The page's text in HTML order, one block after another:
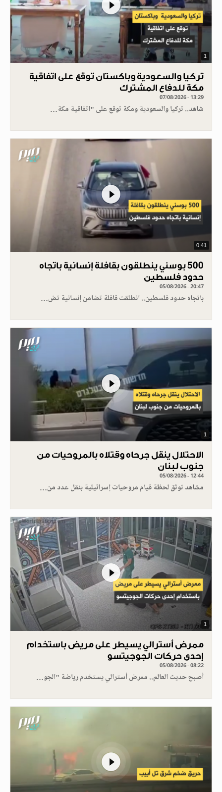
1
تركيا والسعودية وباكستان توقع على اتفاقية
مكة للدفاع المشترك
07/08/2026 - 13:29
شاهد.. تركيا والسعودية ومكة توقع على "اتفاقية مكة…
0.41
500 بوسني ينطلقون بقافلة إنسانية باتجاه
حدود فلسطين
05/08/2026 - 20:47
باتجاه حدود فلسطين.. انطلقت قافلة تضامن إنسانية تض…
1
الاحتلال ينقل جرحاه وقتلاه بالمروحيات من
جنوب لبنان
05/08/2026 - 12:44
مشاهد توثق لحظة قيام مروحيات إسرائيلية بنقل عدد من…
1
ممرض أسترالي يسيطر على مريض باستخدام
إحدى حركات الجوجيتسو
05/08/2026 - 08:22
أصبح حديث العالم.. ممرض أسترالي يستخدم رياضة "الجو…